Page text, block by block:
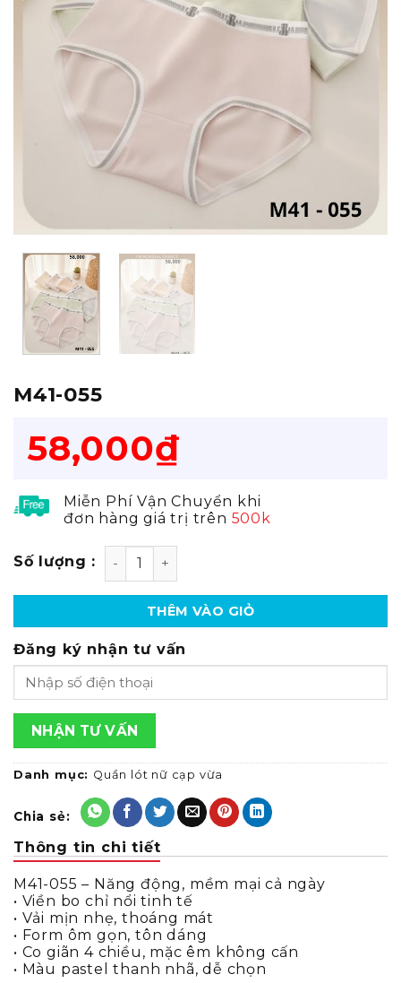
M41-055
58,000₫
Miễn Phí Vận Chuyển khi
đơn hàng giá trị trên 500k
M41-055 số lượng
THÊM VÀO GIỎ
Đăng ký nhận tư vấn
Danh mục: Quần lót nữ cạp vừa
Chia sẻ:
Thông tin chi tiết
M41-055 – Năng động, mềm mại cả ngày
• Viền bo chỉ nổi tinh tế
• Vải mịn nhẹ, thoáng mát
• Form ôm gọn, tôn dáng
• Co giãn 4 chiều, mặc êm không cấn
• Màu pastel thanh nhã, dễ chọn